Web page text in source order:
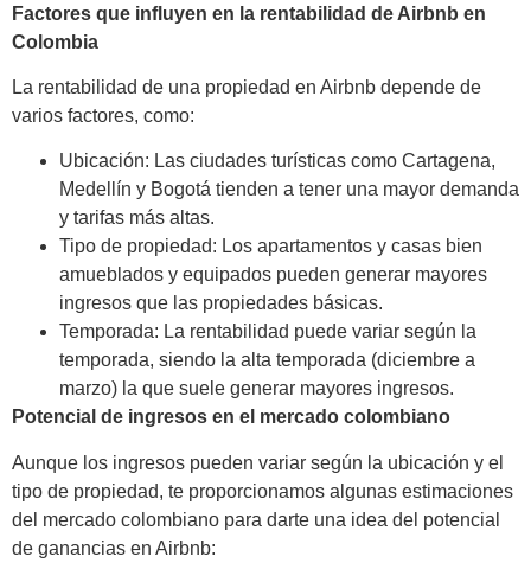
Factores que influyen en la rentabilidad de Airbnb en
Colombia
La rentabilidad de una propiedad en Airbnb depende de
varios factores, como:
Ubicación: Las ciudades turísticas como Cartagena,
Medellín y Bogotá tienden a tener una mayor demanda
y tarifas más altas.
Tipo de propiedad: Los apartamentos y casas bien
amueblados y equipados pueden generar mayores
ingresos que las propiedades básicas.
Temporada: La rentabilidad puede variar según la
temporada, siendo la alta temporada (diciembre a
marzo) la que suele generar mayores ingresos.
Potencial de ingresos en el mercado colombiano
Aunque los ingresos pueden variar según la ubicación y el
tipo de propiedad, te proporcionamos algunas estimaciones
del mercado colombiano para darte una idea del potencial
de ganancias en Airbnb: